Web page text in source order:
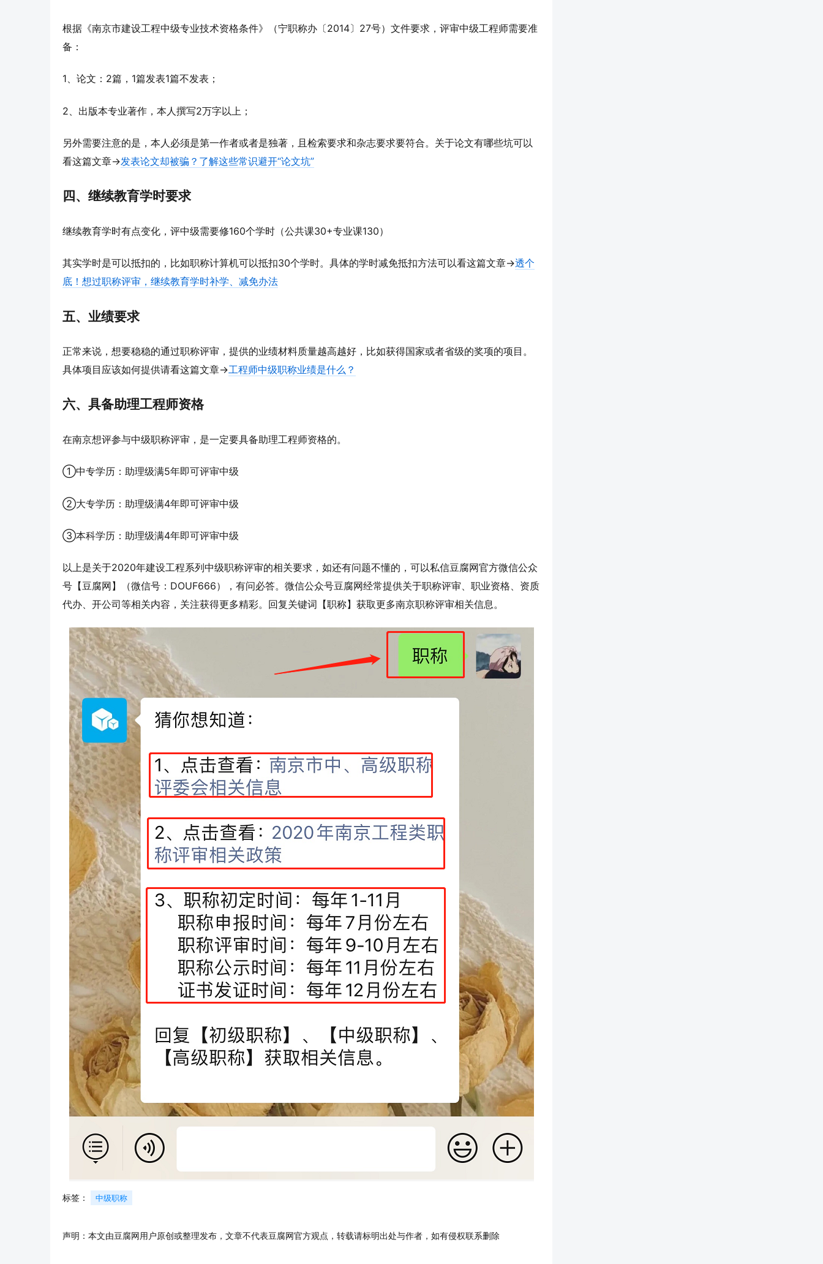
根据《南京市建设工程中级专业技术资格条件》（宁职称办〔2014〕27号）文件要求，评审中级工程师需要准
备：
1、论文：2篇，1篇发表1篇不发表；
2、出版本专业著作，本人撰写2万字以上；
另外需要注意的是，本人必须是第一作者或者是独著，且检索要求和杂志要求要符合。关于论文有哪些坑可以
看这篇文章→发表论文却被骗？了解这些常识避开“论文坑”
四、继续教育学时要求
继续教育学时有点变化，评中级需要修160个学时（公共课30+专业课130）
其实学时是可以抵扣的，比如职称计算机可以抵扣30个学时。具体的学时减免抵扣方法可以看这篇文章→透个
底！想过职称评审，继续教育学时补学、减免办法
五、业绩要求
正常来说，想要稳稳的通过职称评审，提供的业绩材料质量越高越好，比如获得国家或者省级的奖项的项目。
具体项目应该如何提供请看这篇文章→工程师中级职称业绩是什么？
六、具备助理工程师资格
在南京想评参与中级职称评审，是一定要具备助理工程师资格的。
①中专学历：助理级满5年即可评审中级
②大专学历：助理级满4年即可评审中级
③本科学历：助理级满4年即可评审中级
以上是关于2020年建设工程系列中级职称评审的相关要求，如还有问题不懂的，可以私信豆腐网官方微信公众
号【豆腐网】（微信号：DOUF666），有问必答。微信公众号豆腐网经常提供关于职称评审、职业资格、资质
代办、开公司等相关内容，关注获得更多精彩。回复关键词【职称】获取更多南京职称评审相关信息。
标签： 中级职称
声明：本文由豆腐网用户原创或整理发布，文章不代表豆腐网官方观点，转载请标明出处与作者，如有侵权联系删除